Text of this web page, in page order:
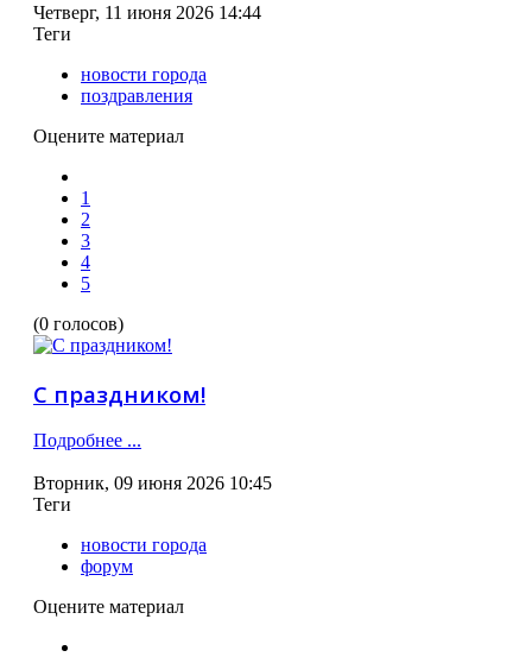
Четверг, 11 июня 2026 14:44
Теги
новости города
поздравления
Оцените материал
1
2
3
4
5
(0 голосов)
С праздником!
Подробнее ...
Вторник, 09 июня 2026 10:45
Теги
новости города
форум
Оцените материал